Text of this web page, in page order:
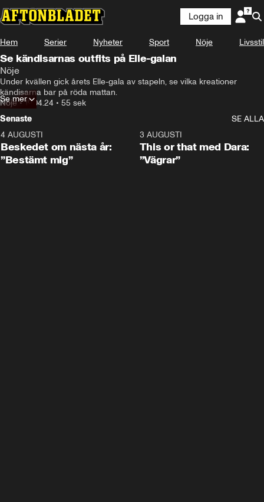
Logga in
Hem Serier Nyheter Sport Nöje Livsstil
Se kändisarnas outfits på Elle-galan
Nöje
Under kvällen gick årets Elle-gala av stapeln, se vilka kreationer
kändisarna bar på röda mattan.
Nöje•19.04.24 • 55 sek
Se mer
Senaste
SE ALLA
4 AUGUSTI
Beskedet om nästa år:
”Bestämt mig”
3 AUGUSTI
This or that med Dara:
”Vägrar”